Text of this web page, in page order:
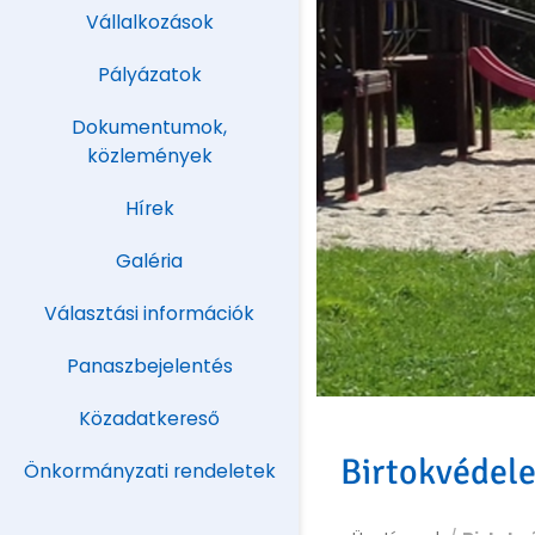
Vállalkozások
Pályázatok
Dokumentumok,
közlemények
Hírek
Galéria
Választási információk
Panaszbejelentés
Közadatkereső
Önkormányzati rendeletek